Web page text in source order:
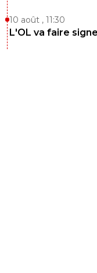
10 août , 11:30
L'OL va faire